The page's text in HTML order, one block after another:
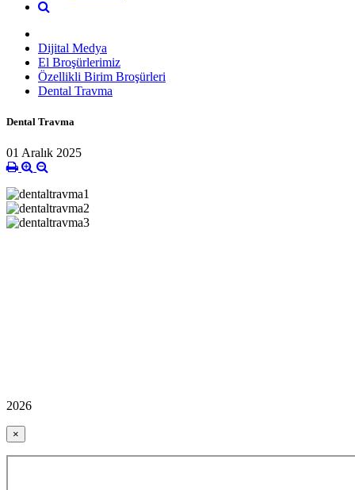
Dijital Medya
El Broşürlerimiz
Özellikli Birim Broşürleri
Dental Travma
Dental Travma
01 Aralık 2025
2026
×